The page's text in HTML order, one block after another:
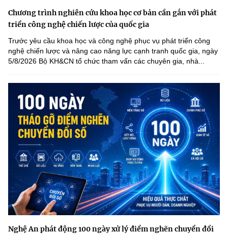
Chương trình nghiên cứu khoa học cơ bản cần gắn với phát
triển công nghệ chiến lược của quốc gia
Trước yêu cầu khoa học và công nghệ phục vụ phát triển công
nghệ chiến lược và nâng cao năng lực cạnh tranh quốc gia, ngày
5/8/2026 Bộ KH&CN tổ chức tham vấn các chuyên gia, nhà...
Nghệ An phát động 100 ngày xử lý điểm nghẽn chuyển đổi